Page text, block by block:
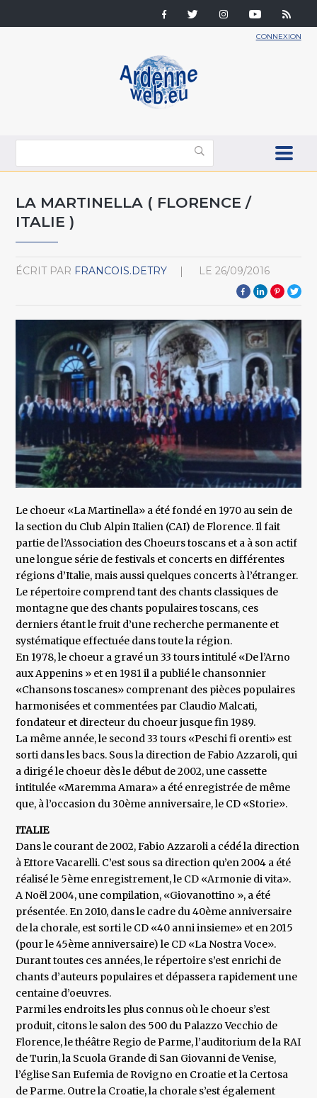
CONNEXION
LA MARTINELLA ( FLORENCE /
ITALIE )
ÉCRIT PAR FRANCOIS.DETRY LE 26/09/2016
Le choeur «La Martinella» a été fondé en 1970 au sein de
la section du Club Alpin Italien (CAI) de Florence. Il fait
partie de l’Association des Choeurs toscans et a à son actif
une longue série de festivals et concerts en différentes
régions d’Italie, mais aussi quelques concerts à l’étranger.
Le répertoire comprend tant des chants classiques de
montagne que des chants populaires toscans, ces
derniers étant le fruit d’une recherche permanente et
systématique effectuée dans toute la région.
En 1978, le choeur a gravé un 33 tours intitulé «De l’Arno
aux Appenins » et en 1981 il a publié le chansonnier
«Chansons toscanes» comprenant des pièces populaires
harmonisées et commentées par Claudio Malcati,
fondateur et directeur du choeur jusque fin 1989.
La même année, le second 33 tours «Peschi fi orenti» est
sorti dans les bacs. Sous la direction de Fabio Azzaroli, qui
a dirigé le choeur dès le début de 2002, une cassette
intitulée «Maremma Amara» a été enregistrée de même
que, à l’occasion du 30ème anniversaire, le CD «Storie».
ITALIE
Dans le courant de 2002, Fabio Azzaroli a cédé la direction
à Ettore Vacarelli. C’est sous sa direction qu’en 2004 a été
réalisé le 5ème enregistrement, le CD «Armonie di vita».
A Noël 2004, une compilation, «Giovanottino », a été
présentée. En 2010, dans le cadre du 40ème anniversaire
de la chorale, est sorti le CD «40 anni insieme» et en 2015
(pour le 45ème anniversaire) le CD «La Nostra Voce».
Durant toutes ces années, le répertoire s’est enrichi de
chants d’auteurs populaires et dépassera rapidement une
centaine d’oeuvres.
Parmi les endroits les plus connus où le choeur s’est
produit, citons le salon des 500 du Palazzo Vecchio de
Florence, le théâtre Regio de Parme, l’auditorium de la RAI
de Turin, la Scuola Grande di San Giovanni de Venise,
l’église San Eufemia de Rovigno en Croatie et la Certosa
de Parme. Outre la Croatie, la chorale s’est également